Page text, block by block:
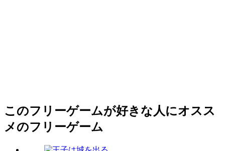
このフリーゲームが好きな人にオスス
メのフリーゲーム